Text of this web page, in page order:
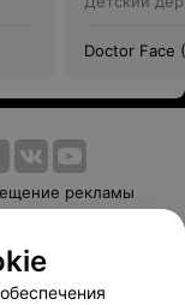
Doctor Face
рекламы
оплаты